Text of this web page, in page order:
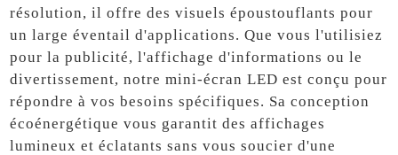
résolution, il offre des visuels époustouflants pour
un large éventail d'applications. Que vous l'utilisiez
pour la publicité, l'affichage d'informations ou le
divertissement, notre mini-écran LED est conçu pour
répondre à vos besoins spécifiques. Sa conception
écoénergétique vous garantit des affichages
lumineux et éclatants sans vous soucier d'une